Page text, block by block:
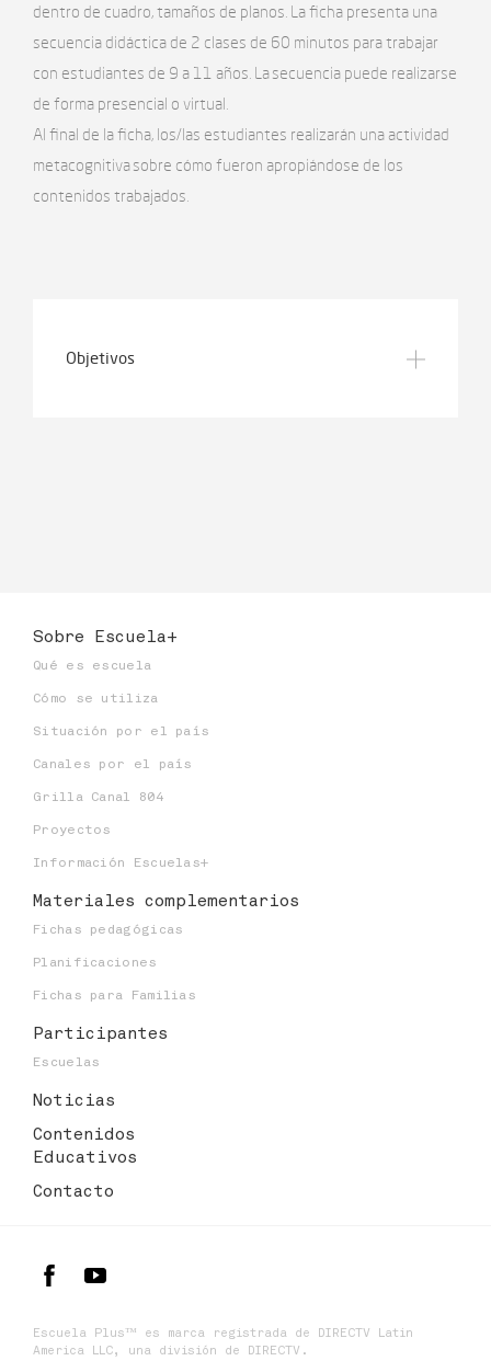
dentro de cuadro, tamaños de planos. La ficha presenta una
secuencia didáctica de 2 clases de 60 minutos para trabajar
con estudiantes de 9 a 11 años. La secuencia puede realizarse
de forma presencial o virtual.
Al final de la ficha, los/las estudiantes realizarán una actividad
metacognitiva sobre cómo fueron apropiándose de los
contenidos trabajados.
Objetivos
Sobre Escuela+
Qué es escuela
Cómo se utiliza
Situación por el país
Canales por el país
Grilla Canal 804
Proyectos
Información Escuelas+
Materiales complementarios
Fichas pedagógicas
Planificaciones
Fichas para Familias
Participantes
Escuelas
Noticias
Contenidos
Educativos
Contacto
Escuela Plus™ es marca registrada de DIRECTV Latin
America LLC, una división de DIRECTV.